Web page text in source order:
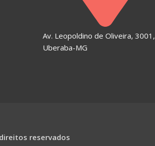
Av. Leopoldino de Oliveira, 3001,
Uberaba-MG
reservados